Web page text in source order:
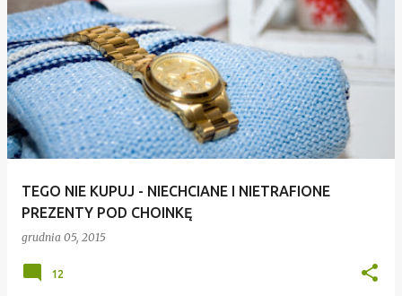
TEGO NIE KUPUJ - NIECHCIANE I NIETRAFIONE
PREZENTY POD CHOINKĘ
grudnia 05, 2015
12